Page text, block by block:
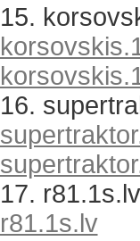
15.
16.
17.
r81.1s.lv